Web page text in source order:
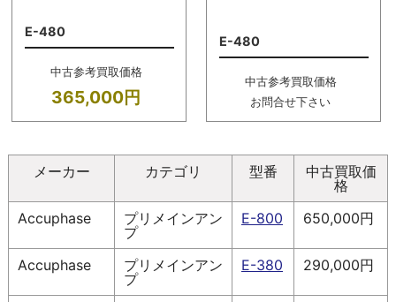
E-480
中古参考買取価格
365,000円
E-480
中古参考買取価格
お問合せ下さい
メーカー カテゴリ 型番
中古買取価
格
Accuphase
プリメインアン
プ
E-800 650,000円
Accuphase
プリメインアン
プ
E-380 290,000円